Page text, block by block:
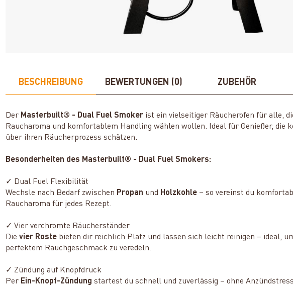
BESCHREIBUNG BEWERTUNGEN (0) ZUBEHÖR
Der Masterbuilt® - Dual Fuel Smoker ist ein vielseitiger Räucherofen für alle,
Raucharoma und komfortablem Handling wählen wollen. Ideal für Genießer, die
über ihren Räucherprozess schätzen.
Besonderheiten des Masterbuilt® - Dual Fuel Smokers:
✓ Dual Fuel Flexibilität
Wechsle nach Bedarf zwischen Propan und Holzkohle – so vereinst du
Raucharoma für jedes Rezept.
✓ Vier verchromte Räucherständer
Dievier Roste bieten dir reichlich Platz und lassen sich leicht reinigen – ideal,
perfektem Rauchgeschmack zu veredeln.
✓ Zündung auf Knopfdruck
Per Ein-Knopf-Zündung startest du schnell und zuverlässig – ohne